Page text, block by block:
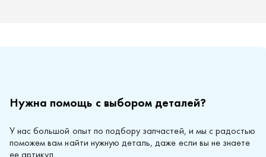
Нужна помощь с выбором деталей?
У нас большой опыт по подбору запчастей, и мы с радостью
поможем вам найти нужную деталь, даже если вы не знаете
ее артикул